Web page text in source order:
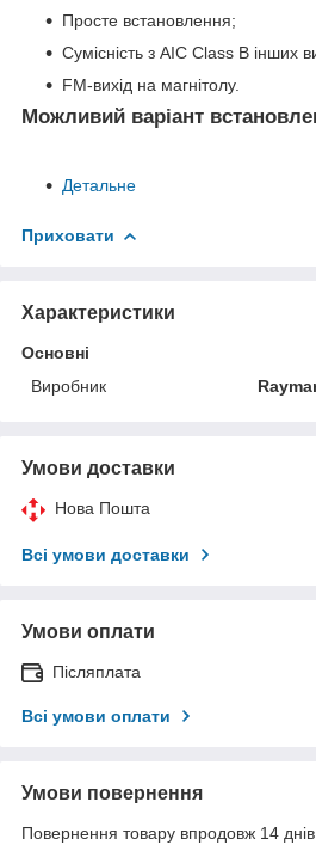
Просте встановлення;
Сумісність з АІС Class B інших
FM-вихід на магнітолу.
Можливий варіант
Детальне
Приховати
Характеристики
Основні
Виробник
Умови доставки
Нова Пошта
Всі умови доставки
Умови оплати
Післяплата
Всі умови оплати
Умови повернення
Повернення товару впродовж 14